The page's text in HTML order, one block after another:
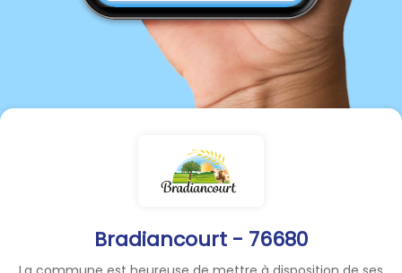
Bradiancourt - 76680